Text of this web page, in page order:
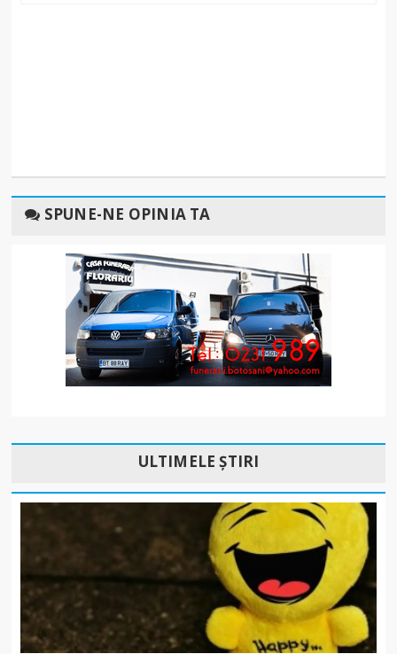
SPUNE-NE OPINIA TA
ULTIMELE ȘTIRI